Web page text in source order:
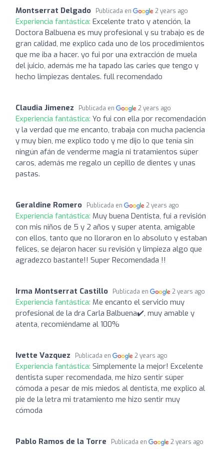
Montserrat Delgado Publicada en 2 years ago
Experiencia fantástica: Excelente trato y atención, la
Doctora Balbuena es muy profesional y su trabajo es de
gran calidad, me explico cada uno de los procedimientos
que me iba a hacer. yo fui por una extracción de muela
del juicio, además me ha tapado las caries que tengo y
hecho limpiezas dentales. full recomendado
Claudia Jimenez Publicada en 2 years ago
Experiencia fantástica: Yo fui con ella por recomendación
y la verdad que me encanto, trabaja con mucha paciencia
y muy bien, me explico todo y me dijo lo que tenía sin
ningún afán de venderme magia ni tratamientos súper
caros, además me regalo un cepillo de dientes y unas
pastas.
Geraldine Romero Publicada en 2 years ago
Experiencia fantástica: Muy buena Dentista, fui a revisión
con mis niños de 5 y 2 años y super atenta, amigable
con ellos, tanto que no lloraron en lo absoluto y estaban
felices, se dejaron hacer su revisión y limpieza algo que
agradezco bastante!! Super Recomendada !!
Irma Montserrat Castillo Publicada en 2 years ago
Experiencia fantástica: Me encanto el servicio muy
profesional de la dra Carla Balbuena✔️, muy amable y
atenta, recomiéndame al 100%
Ivette Vazquez Publicada en 2 years ago
Experiencia fantástica: Simplemente la mejor! Excelente
dentista super recomendada, me hizo sentir súper
cómoda a pesar de mis miedos al dentista, me explico al
pie de la letra mi tratamiento me hizo sentir muy
cómoda
Pablo Ramos de la Torre Publicada en 2 years ago